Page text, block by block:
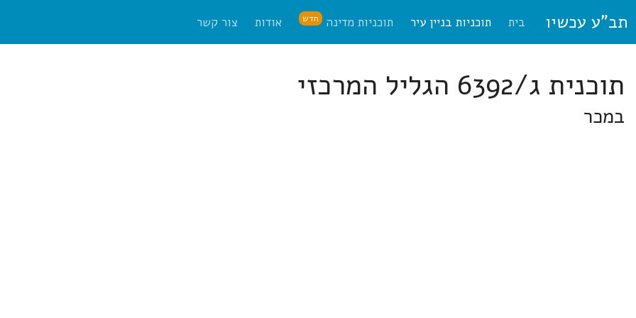
תב"ע עכשיו בית תוכניות בניין עיר תוכניות מדינה חדש אודות צור קשר
תוכנית ג/6392 הגליל המרכזי
במכר